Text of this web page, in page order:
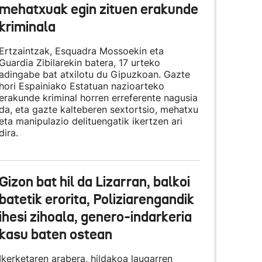
egin zituen erakunde
Esquadra Mossoekin eta
Zibilarekin batera, 17 urteko
bat atxilotu du Gipuzkoan. Gazte
Espainiako Estatuan nazioarteko
kriminal horren erreferente nagusia
eta gazte kalteberen sextortsio, mehatxu
manipulazio delituengatik ikertzen ari
bat hil da Lizarran, balkoi
erorita, Poliziarengandik
zihoala, genero-indarkeria
baten ostean
arabera, hildakoa laugarren